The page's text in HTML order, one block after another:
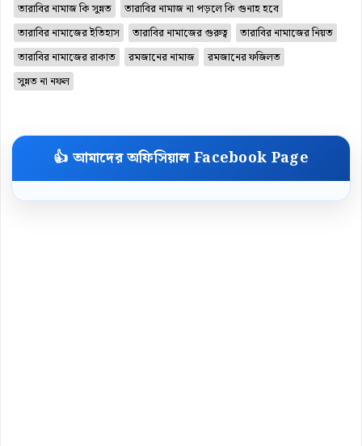
তারাবির নামাজ কি সুন্নত
তারাবির নামাজ না পড়লে কি গুনাহ হবে
তারাবির নামাজের ইতিহাস
তারাবির নামাজের গুরুত্ব
তারাবির নামাজের নিয়ত
তারাবির নামাজের রাকাত
রমজানের নামাজ
রমজানের ফজিলত
সুন্নত না নফল
👍 আমাদের অফিসিয়াল Facebook Page